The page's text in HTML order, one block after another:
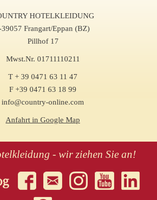
HOTELKLEIDUNG
Frangart/Eppan (BZ)
Pillhof 17
Mwst.Nr. 01711110211
T + 39 0471 63 11 47
F +39 0471 63 18 99
info@country-online.com
Anfahrt in Google Map
- wir ziehen Sie an!